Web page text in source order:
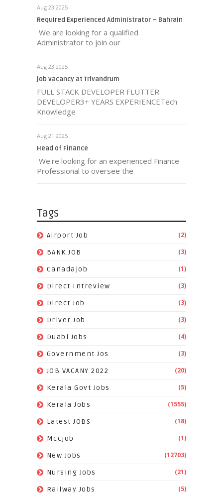
Aug 23 2025
Required Experienced Administrator – Bahrain
We are looking for a qualified
Administrator to join our
Aug 23 2025
job vacancy at Trivandrum
FULL STACK DEVELOPER FLUTTER
DEVELOPER3+ YEARS EXPERIENCETech
Knowledge
Aug 21 2025
Head of Finance
We're looking for an experienced Finance
Professional to oversee the
Tags
Airport Job (2)
BANK JOB (3)
Canadajob (1)
Direct Intreview (3)
Direct Job (3)
Driver Job (3)
Duabi Jobs (4)
Government Jos (3)
JOB VACANY 2022 (20)
Kerala Govt Jobs (5)
Kerala Jobs (1555)
Latest JOBS (18)
Mccjob (1)
New Jobs (12703)
Nursing Jobs (21)
Railway Jobs (5)